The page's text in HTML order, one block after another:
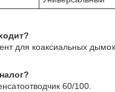
для коаксиальных
60/100.